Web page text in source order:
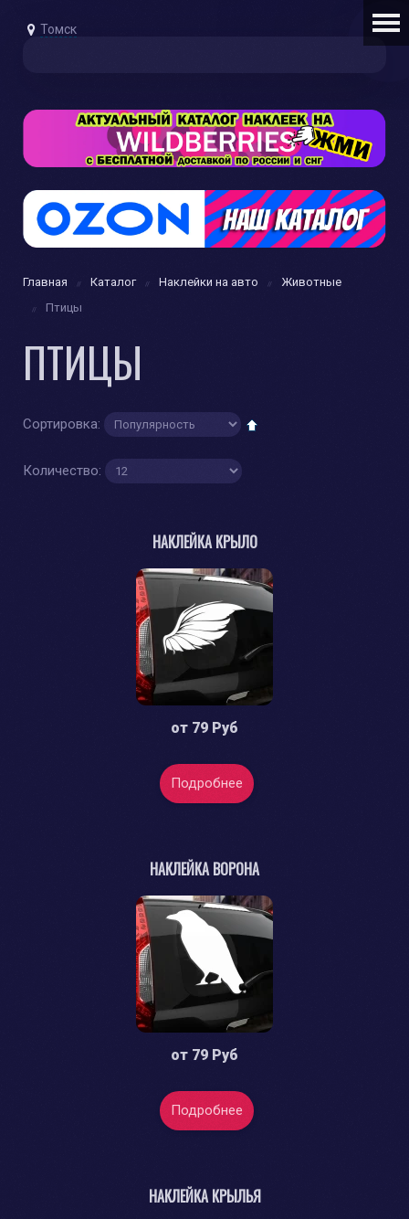
Томск
Главная Каталог Наклейки на авто
Животные
Птицы
ПТИЦЫ
Сортировка:
Количество:
НАКЛЕЙКА КРЫЛО
от 79 Руб
Подробнее
НАКЛЕЙКА ВОРОНА
от 79 Руб
Подробнее
НАКЛЕЙКА КРЫЛЬЯ